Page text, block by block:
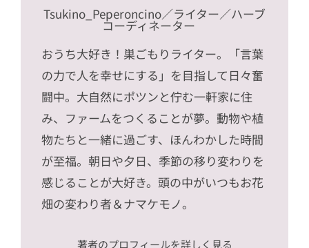
Tsukino_Peperoncino／ライター／ハーブ
コーディネーター
おうち大好き！巣ごもりライター。「言葉
の力で人を幸せにする」を目指して日々奮
闘中。大自然にポツンと佇む一軒家に住
み、ファームをつくることが夢。動物や植
物たちと一緒に過ごす、ほんわかした時間
が至福。朝日や夕日、季節の移り変わりを
感じることが大好き。頭の中がいつもお花
畑の変わり者＆ナマケモノ。
著者のプロフィールを詳しく見る